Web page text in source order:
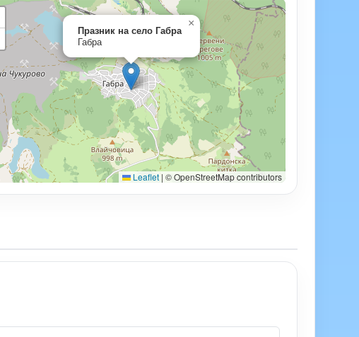
Празник на село Габра
Габра
×
Leaflet | © OpenStreetMap contributors